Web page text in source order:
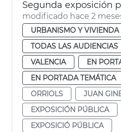
modificado hace 2
URBANISMO Y VIVIENDA
TODAS LAS AUDIENCIAS
VALENCIA
EN
EN PORTADA TEMÁTICA
ORRIOLS
JUAN
EXPOSICIÓN PÚBLICA
EXPOSICIÓ PÚBLICA